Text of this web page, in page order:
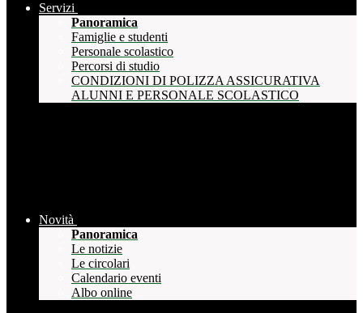
Servizi
Panoramica
Famiglie e studenti
Personale scolastico
Percorsi di studio
CONDIZIONI DI POLIZZA ASSICURATIVA
ALUNNI E PERSONALE SCOLASTICO
Novità
Panoramica
Le notizie
Le circolari
Calendario eventi
Albo online